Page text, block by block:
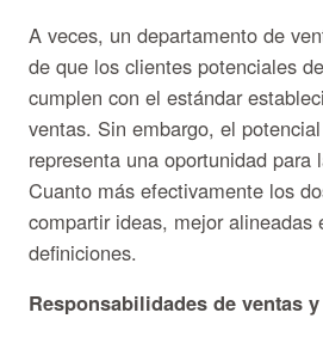
A veces, un departamento de
de que los clientes potenciales
cumplen con el estándar
ventas. Sin embargo, el
representa una oportunidad para
Cuanto más efectivamente los
compartir ideas, mejor alineadas
definiciones.
Responsabilidades de ventas